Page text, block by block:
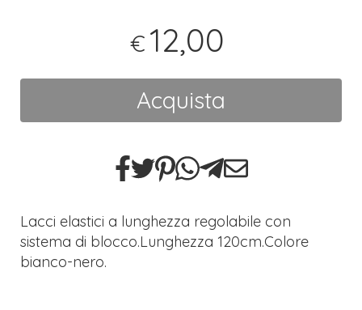
€ 12,00
Acquista
Lacci elastici a lunghezza regolabile con
sistema di blocco.Lunghezza 120cm.Colore
bianco-nero.